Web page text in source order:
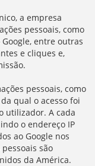
a empresa
pessoais, como
entre outras
e cliques e,
pessoais, como
qual o acesso foi
utilizador. A cada
o endereço IP
ao Google nos
são
da América.